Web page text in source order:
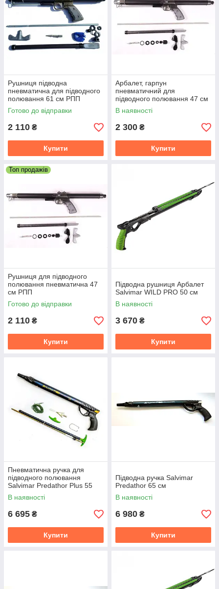
Рушниця підводна
пневматична для підводного
полювання 61 см РПП
Готово до відправки
2 110 ₴
Купити
Арбалет, гарпун
пневматичний для
підводного полювання 47 см
РПП
В наявності
2 300 ₴
Купити
Топ продажів
Рушниця для підводного
полювання пневматична 47
см РПП
Готово до відправки
2 110 ₴
Купити
Підводна рушниця Арбалет
Salvimar WILD PRO 50 см
В наявності
3 670 ₴
Купити
Пневматична ручка для
підводного полювання
Salvimar Predathor Plus 55
В наявності
6 695 ₴
Купити
Підводна ручка Salvimar
Predathor 65 см
В наявності
6 980 ₴
Купити